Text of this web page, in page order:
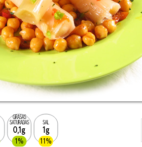
GRASAS
SATURADAS
0,1g
1%
SAL
1g
11%